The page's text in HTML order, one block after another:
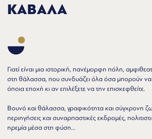
ΚΑΒΑΛΑ
Γιατί είναι μια ιστορική, πανέμορφη πόλη,
στη θάλασσα, που συνδυάζει όλα όσα μπορούν να
όποια εποχή κι αν επιλέξετε να την επισκεφθείτε.
Βουνό και θάλασσα, γραφικότητα και σύγχρονη
περιηγήσεις και συναρπαστικές εκδρομές,
ηρεμία μέσα στη φύση...